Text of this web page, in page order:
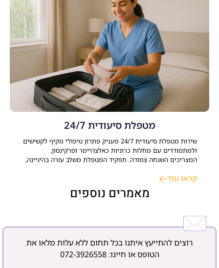
מאמרים נוספים
מטפלת סיעודית 24/7
שירות מטפלת סיעודית 24/7 מעניק פתרון טיפולי מקיף לקשישים
ולמתמודדים עם מחלות כרוניות כאלצהיימר ופרקינסון,
המצריכים השגחה צמודה. תפקיד המטפלת משלב עזרה בהיגיינה,
או ישראלית דורשת אבחון רפואי ממוקד ותקופת ניסיון, במטרה
קראו עוד
רוצים להתייעץ איתנו בכל תחום ללא עלות מלאו את
הטופס או חייגו:072-3926558